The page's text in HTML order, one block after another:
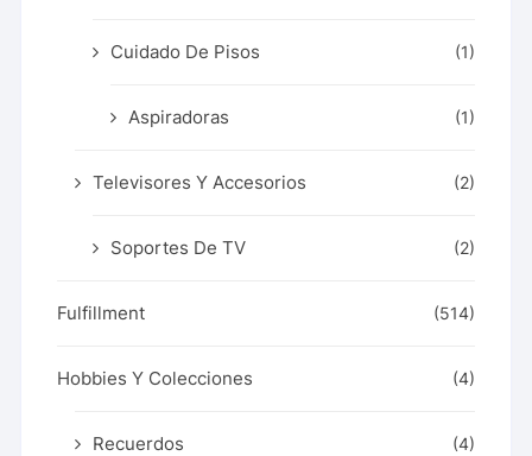
Cuidado De Pisos (1)
Aspiradoras (1)
Televisores Y Accesorios (2)
Soportes De TV (2)
Fulfillment (514)
Hobbies Y Colecciones (4)
Recuerdos (4)